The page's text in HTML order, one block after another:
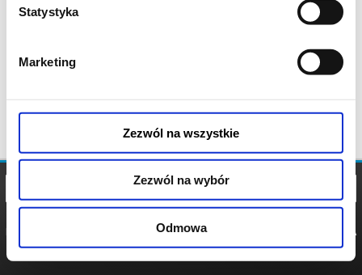
Statystyka
Marketing
Zezwól na wszystkie
Zezwól na wybór
Odmowa
POLITYKA
POLITYKA